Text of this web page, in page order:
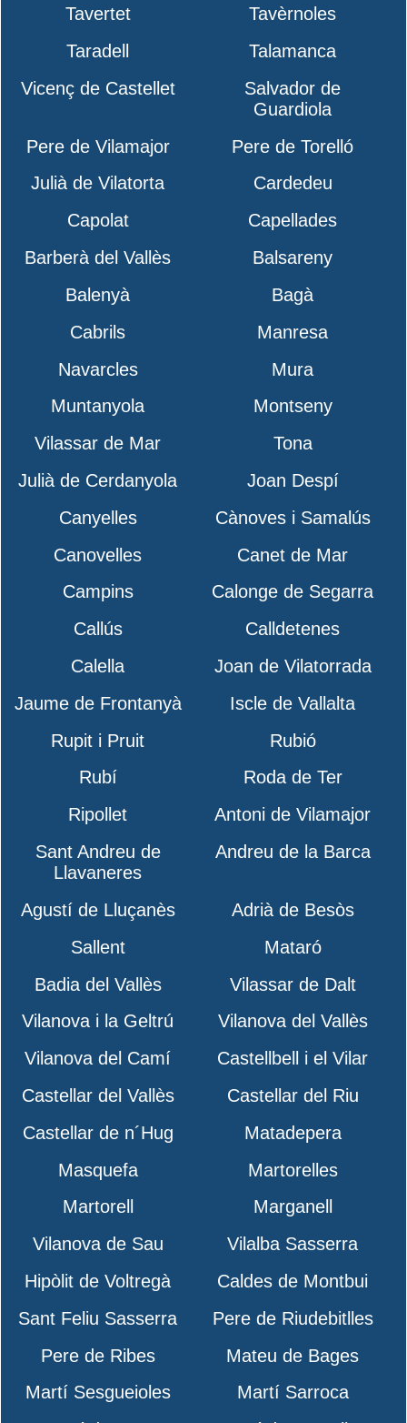
Tavertet
Tavèrnoles
Taradell
Talamanca
Vicenç de Castellet
Salvador de
Guardiola
Pere de Vilamajor
Pere de Torelló
Julià de Vilatorta
Cardedeu
Capolat
Capellades
Barberà del Vallès
Balsareny
Balenyà
Bagà
Cabrils
Manresa
Navarcles
Mura
Muntanyola
Montseny
Vilassar de Mar
Tona
Julià de Cerdanyola
Joan Despí
Canyelles
Cànoves i Samalús
Canovelles
Canet de Mar
Campins
Calonge de Segarra
Callús
Calldetenes
Calella
Joan de Vilatorrada
Jaume de Frontanyà
Iscle de Vallalta
Rupit i Pruit
Rubió
Rubí
Roda de Ter
Ripollet
Antoni de Vilamajor
Sant Andreu de
Llavaneres
Andreu de la Barca
Agustí de Lluçanès
Adrià de Besòs
Sallent
Mataró
Badia del Vallès
Vilassar de Dalt
Vilanova i la Geltrú
Vilanova del Vallès
Vilanova del Camí
Castellbell i el Vilar
Castellar del Vallès
Castellar del Riu
Castellar de n´Hug
Matadepera
Masquefa
Martorelles
Martorell
Marganell
Vilanova de Sau
Vilalba Sasserra
Hipòlit de Voltregà
Caldes de Montbui
Sant Feliu Sasserra
Pere de Riudebitlles
Pere de Ribes
Mateu de Bages
Martí Sesgueioles
Martí Sarroca